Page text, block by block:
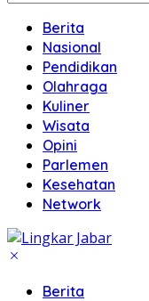
Berita
Nasional
Pendidikan
Olahraga
Kuliner
Wisata
Opini
Parlemen
Kesehatan
Network
Berita